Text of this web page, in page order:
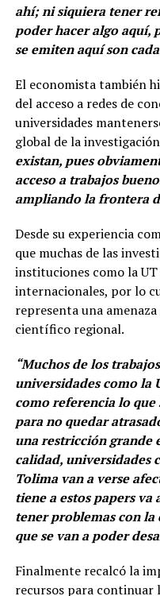
ahí; ni siquiera tener
poder hacer algo aquí,
se emiten aquí son
El economista también
del acceso a redes de
universidades
global de la
existan, pues
acceso a trabajos
ampliando la frontera
Desde su experiencia
que muchas de las
instituciones como la UT
internacionales, por lo
representa una
científico regional.
“Muchos de los
universidades como la
como referencia lo que
para no quedar
una restricción grande
calidad, universidades
Tolima van a verse
tiene a estos papers va
tener problemas con
que se van a poder
Finalmente recalcó la
recursos para